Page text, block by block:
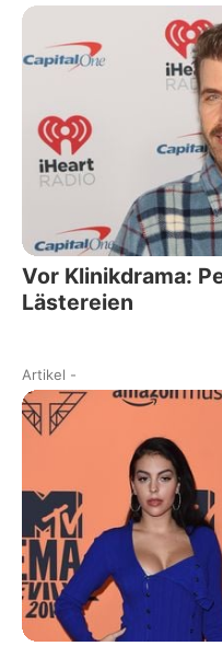
Vor Klinikdrama:
Lästereien
Artikel -